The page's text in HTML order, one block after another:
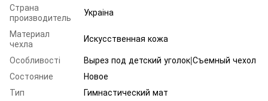
Страна
производитель
Украіна
Материал
чехла
Искусственная кожа
Особливості
Вырез под детский уголок|Съемный чехол
Состояние
Новое
Тип
Гимнастический мат